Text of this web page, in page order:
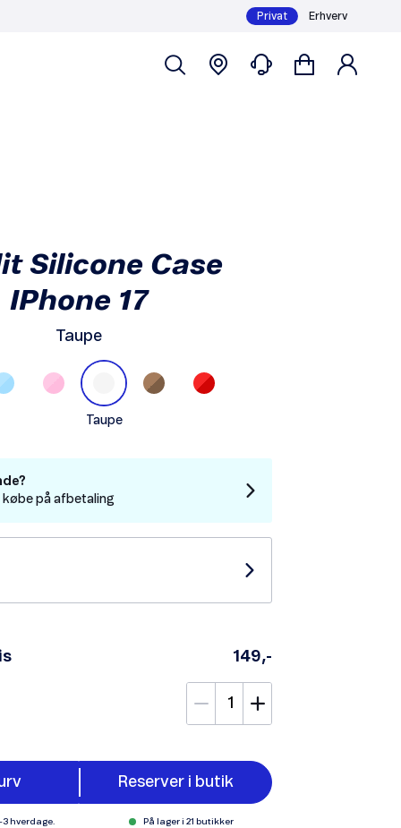
Privat Erhverv
Silicone Case
IPhone 17
Taupe
Taupe
købe på afbetaling
149,-
Reserver i butik
3 hverdage. På lager i 21 butikker